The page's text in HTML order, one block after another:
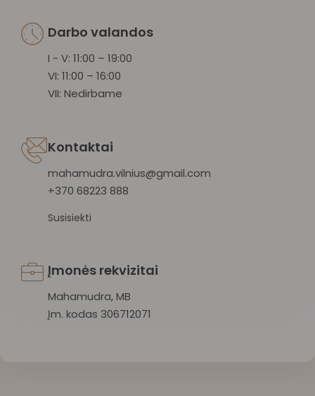
Darbo valandos
I - V: 11:00 – 19:00
VI: 11:00 – 16:00
VII: Nedirbame
Kontaktai
mahamudra.vilnius@gmail.com
+370 68223 888
Susisiekti
Įmonės rekvizitai
Mahamudra, MB
Įm. kodas 306712071